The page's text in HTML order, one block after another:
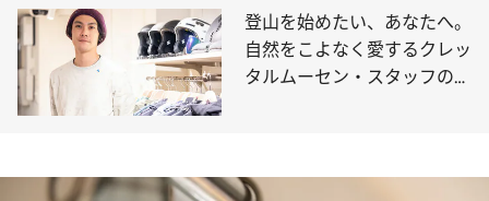
品は？
登山を始めたい、あなたへ。
自然をこよなく愛するクレッ
タルムーセン・スタッフの愛